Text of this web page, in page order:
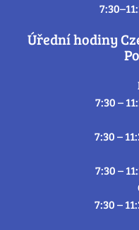
Úřední hodiny
7:30 –
7:30 –
7:30 –
7:30 –